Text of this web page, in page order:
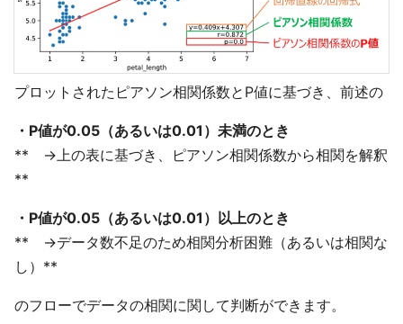
プロットされたピアソン相関係数とP値に基づき、前述の
・P値が0.05（あるいは0.01）未満のとき
** →上の表に基づき、ピアソン相関係数から相関を解釈
**
・P値が0.05（あるいは0.01）以上のとき
** →データ数不足のため相関分析困難（あるいは相関な
し）**
のフローでデータの相関に関して判断ができます。